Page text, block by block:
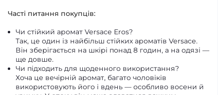
Часті питання покупців:
Чи стійкий аромат Versace Eros?
Так, це один із найбільш стійких ароматів Versace.
Він зберігається на шкірі понад 8 годин, а на одязі —
ще довше.
Чи підходить для щоденного використання?
Хоча це вечірній аромат, багато чоловіків
використовують його і вдень — особливо восени й